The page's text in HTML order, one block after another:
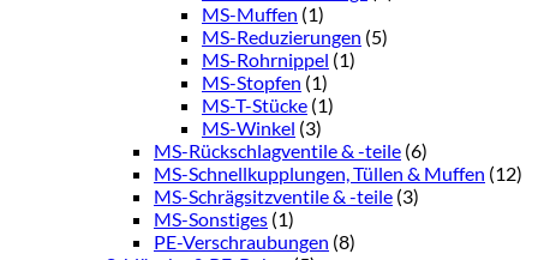
MS-Muffen (1)
MS-Reduzierungen (5)
MS-Rohrnippel (1)
MS-Stopfen (1)
MS-T-Stücke (1)
MS-Winkel (3)
MS-Rückschlagventile & -teile (6)
MS-Schnellkupplungen, Tüllen & Muffen (12)
MS-Schrägsitzventile & -teile (3)
MS-Sonstiges (1)
PE-Verschraubungen (8)